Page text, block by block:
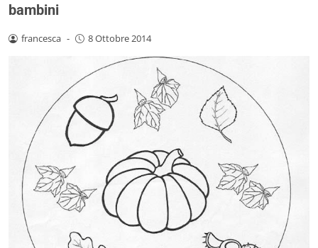
bambini
francesca - 8 Ottobre 2014